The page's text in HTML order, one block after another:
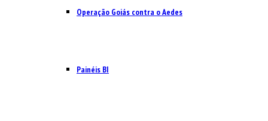
Operação Goiás contra o Aedes
Painéis BI